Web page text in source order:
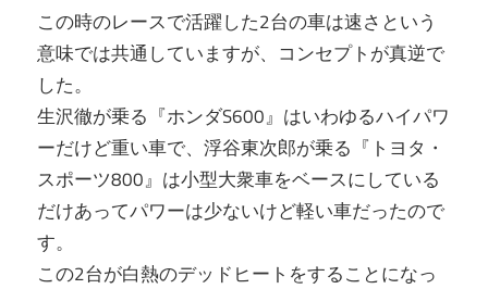
この時のレースで活躍した2台の車は速さという
意味では共通していますが、コンセプトが真逆で
した。
生沢徹が乗る『ホンダS600』はいわゆるハイパワ
ーだけど重い車で、浮谷東次郎が乗る『トヨタ・
スポーツ800』は小型大衆車をベースにしている
だけあってパワーは少ないけど軽い車だったので
す。
この2台が白熱のデッドヒートをすることになっ